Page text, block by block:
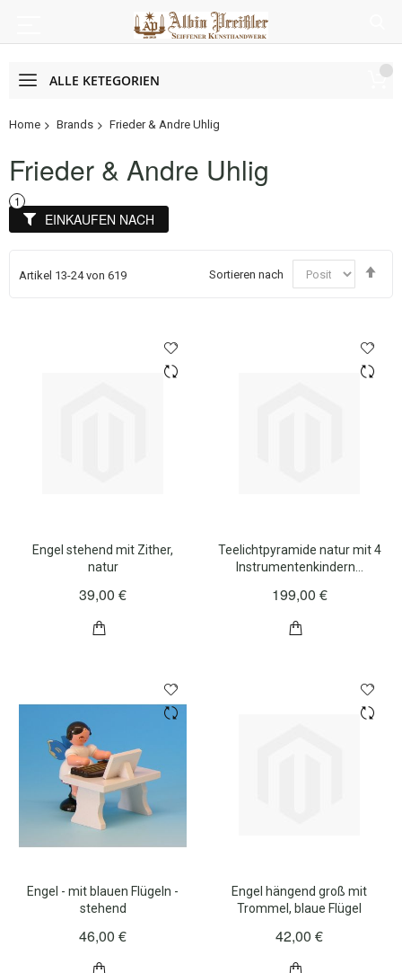
ALLE KETEGORIEN
Home Brands Frieder & Andre Uhlig
Frieder & Andre Uhlig
Artikel 13-24von 619 Sortieren nach
Engel stehend mit Zither,
natur
39,00 €
Teelichtpyramide natur mit 4
Instrumentenkindern…
199,00 €
Engel - mit blauen Flügeln -
stehend
46,00 €
Engel hängend groß mit
Trommel, blaue Flügel
42,00 €
EINKAUFEN NACH